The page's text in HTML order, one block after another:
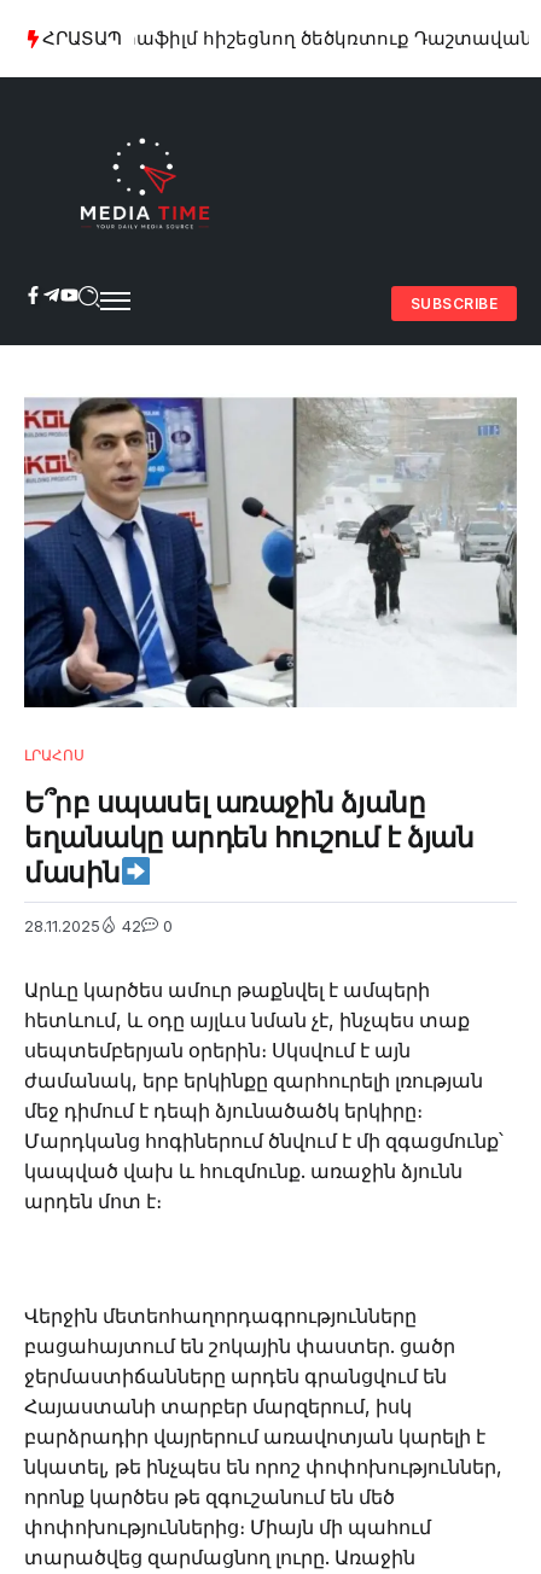
ՀՐԱՏԱՊ
Մարտաֆիլմ հիշեցնող ծեծկռտուք Դաշտավան
SUBSCRIBE
ԼՐԱՀՈՍ
Ե՞րբ սպասել առաջին ձյանը
եղանակը արդեն հուշում է ձյան
մասին
28.11.2025 42 0
Արևը կարծես ամուր թաքնվել է ամպերի
հետևում, և օդը այլևս նման չէ, ինչպես տաք
սեպտեմբերյան օրերին։ Սկսվում է այն
ժամանակ, երբ երկինքը զարհուրելի լռության
մեջ դիմում է դեպի ձյունածածկ երկիրը։
Մարդկանց հոգիներում ծնվում է մի զգացմունք՝
կապված վախ և հուզմունք. առաջին ձյունն
արդեն մոտ է։
Վերջին մետեոհաղորդագրությունները
բացահայտում են շոկային փաստեր. ցածր
ջերմաստիճանները արդեն գրանցվում են
Հայաստանի տարբեր մարզերում, իսկ
բարձրադիր վայրերում առավոտյան կարելի է
նկատել, թե ինչպես են որոշ փոփոխություններ,
որոնք կարծես թե զգուշանում են մեծ
փոփոխություններից։ Միայն մի պահում
տարածվեց զարմացնող լուրը. Առաջին